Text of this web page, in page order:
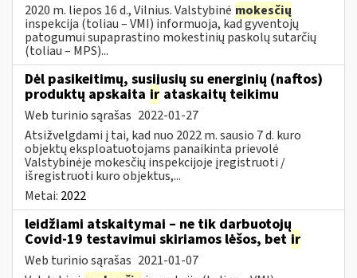
2020 m. liepos 16 d., Vilnius. Valstybinė mokesčių
inspekcija (toliau – VMI) informuoja, kad gyventojų
patogumui supaprastino mokestinių paskolų sutarčių
(toliau – MPS)...
Dėl pasikeitimų, susijusių su energinių (naftos)
produktų apskaita ir ataskaitų teikimu
Web turinio sąrašas 2022-01-27
Atsižvelgdami į tai, kad nuo 2022 m. sausio 7 d. kuro
objektų eksploatuotojams panaikinta prievolė
Valstybinėje mokesčių inspekcijoje įregistruoti /
išregistruoti kuro objektus,...
Metai: 2022
leidžiami atskaitymai – ne tik darbuotojų
Covid-19 testavimui skiriamos lėšos, bet ir
Web turinio sąrašas 2021-01-07